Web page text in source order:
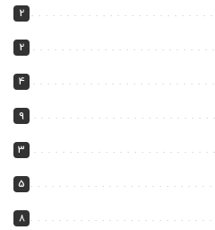
2
2
4
9
3
5
8